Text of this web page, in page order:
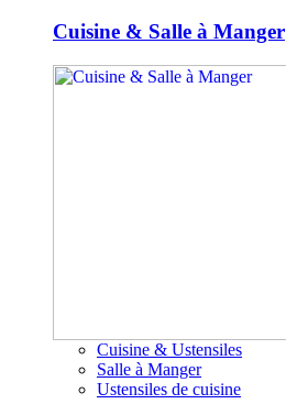
Cuisine & Salle à Manger
Cuisine & Ustensiles
Salle à Manger
Ustensiles de cuisine